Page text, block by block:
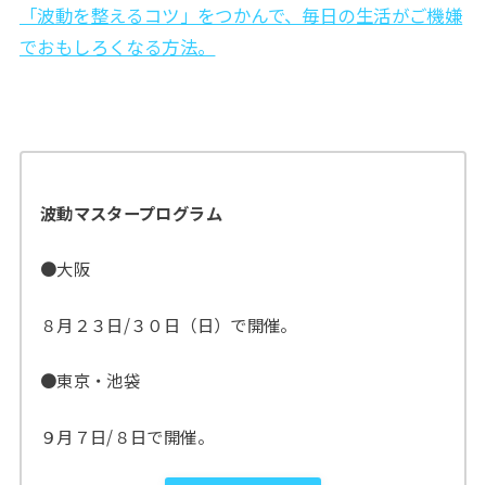
「波動を整えるコツ」をつかんで、毎日の生活がご機嫌
でおもしろくなる方法。
波動マスタープログラム
●大阪
８月２３日/３０日（日）で開催。
●東京・池袋
９月７日/８日で開催。